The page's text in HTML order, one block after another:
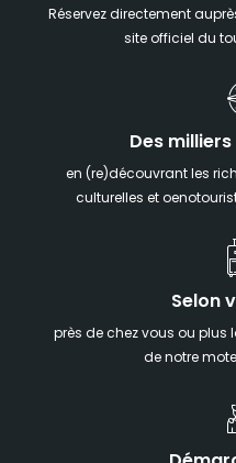
Réservez directement
site officiel du
Des
en (re)découvrant les
culturelles et
Selon
près de chez vous ou plus
de notre